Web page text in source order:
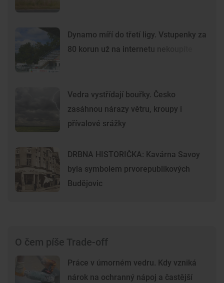
Dynamo míří do třetí ligy. Vstupenky za
80 korun už na internetu nekoupíte
Vedra vystřídají bouřky. Česko
zasáhnou nárazy větru, kroupy i
přívalové srážky
DRBNA HISTORIČKA: Kavárna Savoy
byla symbolem prvorepublikových
Budějovic
O čem píše Trade-off
Práce v úmorném vedru. Kdy vzniká
nárok na ochranný nápoj a častější